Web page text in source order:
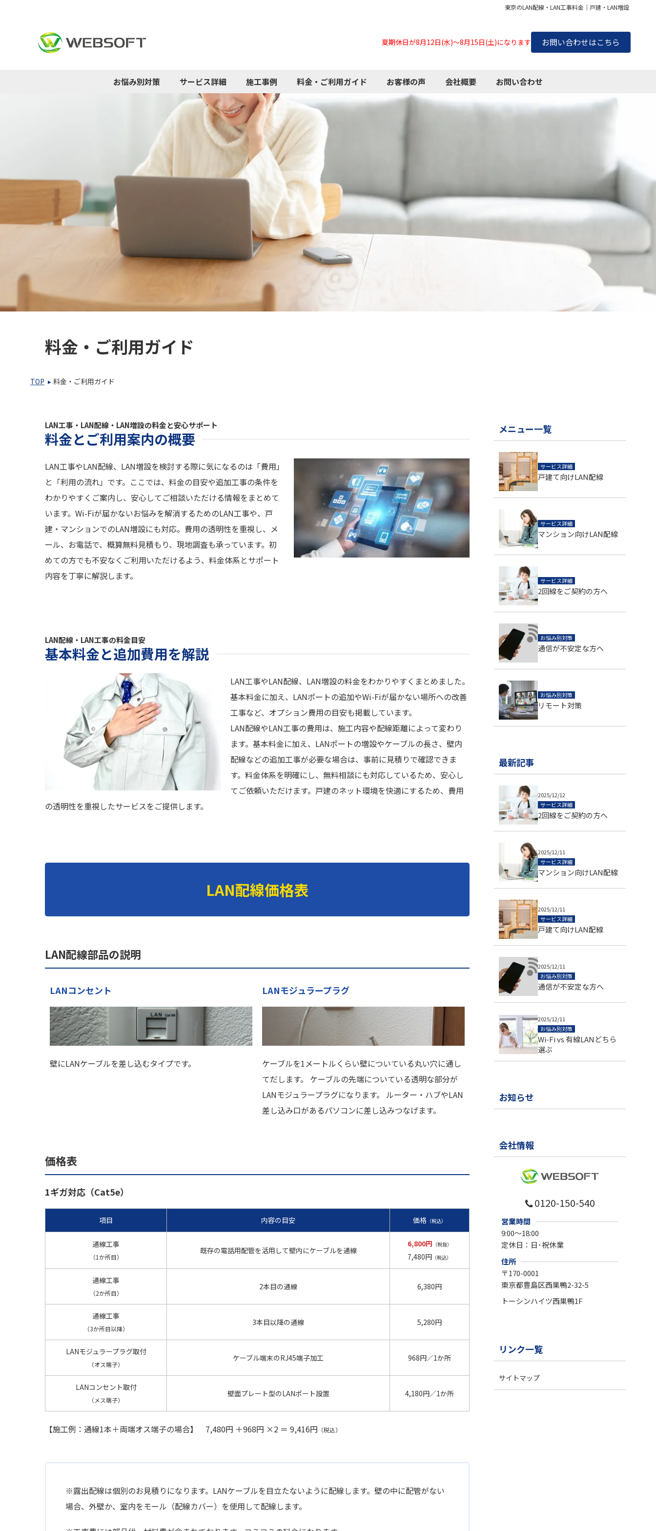
東京のLAN配線・LAN工事料金｜戸建・LAN増設
夏期休日が8月12日(水)～8月15日(土)になります お問い合わせはこちら
お悩み別対策 サービス詳細 施工事例 料金・ご利用ガイド お客様の声 会社概要 お問い合わせ
料金・ご利用ガイド
TOP 料金・ご利用ガイド
LAN工事・LAN配線・LAN増設の料金と安心サポート
料金とご利用案内の概要
LAN工事やLAN配線、LAN増設を検討する際に気になるのは「費用」
と「利用の流れ」です。ここでは、料金の目安や追加工事の条件を
わかりやすくご案内し、安心してご相談いただける情報をまとめて
います。Wi-Fiが届かないお悩みを解消するためのLAN工事や、戸
建・マンションでのLAN増設にも対応。費用の透明性を重視し、メ
ール、お電話で、概算無料見積もり、現地調査も承っています。初
めての方でも不安なくご利用いただけるよう、料金体系とサポート
内容を丁寧に解説します。
LAN配線・LAN工事の料金目安
基本料金と追加費用を解説
LAN工事やLAN配線、LAN増設の料金をわかりやすくまとめました。
基本料金に加え、LANポートの追加やWi-Fiが届かない場所への改善
工事など、オプション費用の目安も掲載しています。
LAN配線やLAN工事の費用は、施工内容や配線距離によって変わり
ます。基本料金に加え、LANポートの増設やケーブルの長さ、壁内
配線などの追加工事が必要な場合は、事前に見積りで確認できま
す。料金体系を明確にし、無料相談にも対応しているため、安心し
てご依頼いただけます。戸建のネット環境を快適にするため、費用
の透明性を重視したサービスをご提供します。
LAN配線価格表
LAN配線部品の説明
LANコンセント
壁にLANケーブルを差し込むタイプです。
LANモジュラープラグ
ケーブルを1メートルくらい壁についている丸い穴に通し
てだします。 ケーブルの先端についている透明な部分が
LANモジュラープラグになります。 ルーター・ハブやLAN
差し込み口があるパソコンに差し込みつなげます。
価格表
1ギガ対応（Cat5e）
項目 内容の目安 価格 （税込）
通線工事
（1か所目）
既存の電話用配管を活用して壁内にケーブルを通線
6,800円 （税抜）
7,480円 （税込）
通線工事
（2か所目）
2本目の通線 6,380円
通線工事
（3か所目以降）
3本目以降の通線 5,280円
LANモジュラープラグ取付
（オス端子）
ケーブル端末のRJ45端子加工 968円／1か所
LANコンセント取付
（メス端子）
壁面プレート型のLANポート設置 4,180円／1か所
【施工例：通線1本＋両端オス端子の場合】 7,480円 ＋968円 ×2 ＝ 9,416円 （税込）
※露出配線は個別のお見積りになります。LANケーブルを目立たないように配線します。壁の中に配管がない
場合、外壁か、室内をモール（配線カバー）を使用して配線します。
メニュー一覧
サービス詳細
戸建て向けLAN配線
サービス詳細
マンション向けLAN配線
サービス詳細
2回線をご契約の方へ
お悩み別対策
通信が不安定な方へ
お悩み別対策
リモート対策
最新記事
2025/12/12
サービス詳細
2回線をご契約の方へ
2025/12/11
サービス詳細
マンション向けLAN配線
2025/12/11
サービス詳細
戸建て向けLAN配線
2025/12/11
お悩み別対策
通信が不安定な方へ
2025/12/11
お悩み別対策
Wi-Fi vs 有線LANどちら
選ぶ
お知らせ
会社情報
0120-150-540
営業時間
9:00～18:00
定休日： 日･祝休業
住所
〒170-0001
東京都豊島区西巣鴨2-32-5
トーシンハイツ西巣鴨1F
リンク一覧
サイトマップ